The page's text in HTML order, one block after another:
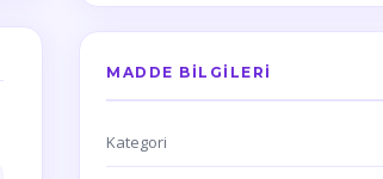
MADDE BILGILERI
Kategori